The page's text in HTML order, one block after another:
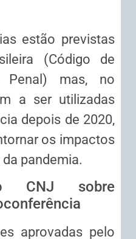
estão previstas
(Código de
Penal) mas, no
a ser utilizadas
depois de 2020,
os impactos
pandemia.
CNJ sobre
aprovadas pelo